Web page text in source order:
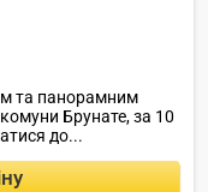
та панорамним
Брунате, за 10
до...